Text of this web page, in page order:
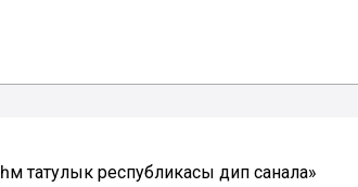
татулык республикасы дип санала»